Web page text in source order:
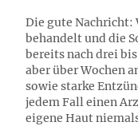
Die gute
behandelt und die
bereits nach drei
aber über Wochen
sowie starke
jedem Fall einen
eigene Haut